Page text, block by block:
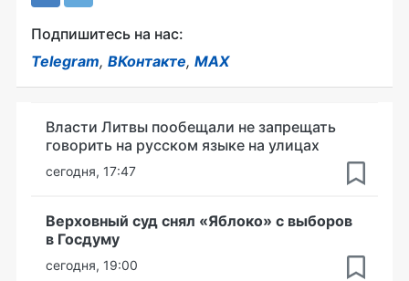
Подпишитесь на нас:
Telegram, ВКонтакте, MAX
Власти Литвы пообещали не запрещать
говорить на русском языке на улицах
сегодня, 17:47
Верховный суд снял «Яблоко» с выборов
в Госдуму
сегодня, 19:00